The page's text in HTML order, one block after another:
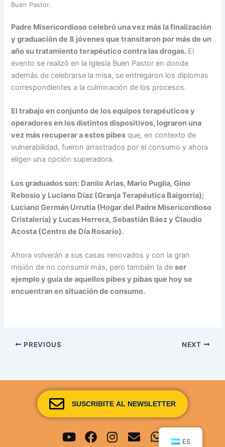
Buen Pastor.
Padre Misericordioso celebró una vez más la finalización
y graduación de 8 jóvenes que transitaron por más de un
año su tratamiento terapéutico contra las drogas. El
evento se realizó en la Iglesia Buen Pastor en donde
además de celebrarse la misa, se entregaron los diplomas
correspondientes a la culminación de los procesos.
El trabajo en conjunto de los equipos terapéuticos y
operadores en los distintos dispositivos, lograron una
vez más recuperar a estos pibes que, en contexto de
vulnerabilidad, fueron arrastrados por el consumo y ahora
eligen una opción superadora.
Los graduados son: Danilo Arias, Mario Puglia, Gino
Rebosio y Luciano Díaz (Granja Terapéutica Baigorria);
Luciano Germán Urrutia (Hogar del Padre Misericordioso
Cristalería) y Lucas Herrera, Sebastián Báez y Claudio
Acosta (Centro de Día Rosario).
Ahora volverán a sus casas renovados y con la gran
misión de no consumir más, pero también la deser
ejemplo y guía de aquellos pibes y pibas que hoy se
encuentran en situación de consumo.
PREVIOUS NEXT
SUSCRIBITE AL NEWSLETTER
Youtube
Facebook
Instagram
Envelope
Whatsapp
ES